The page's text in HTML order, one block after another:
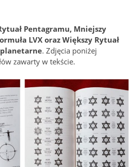
Pentagramu, Mniejszy
LVX oraz Większy Rytuał
. Zdjęcia poniżej
zawarty w tekście.